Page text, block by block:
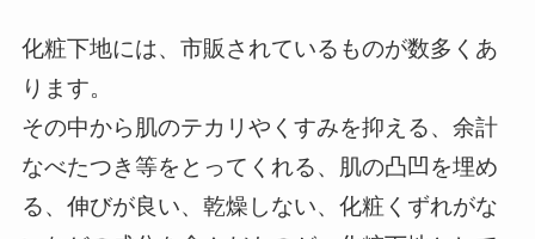
化粧下地には、市販されているものが数多くあ
ります。
その中から肌のテカリやくすみを抑える、余計
なべたつき等をとってくれる、肌の凸凹を埋め
る、伸びが良い、乾燥しない、化粧くずれがな